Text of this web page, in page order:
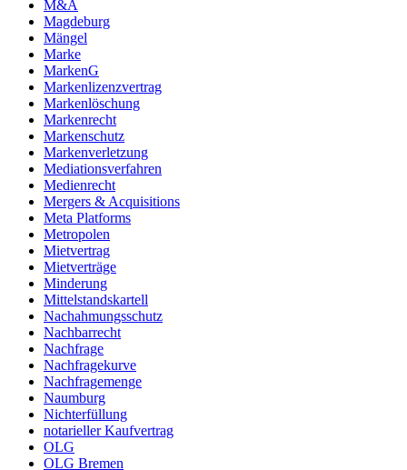
M&A
Magdeburg
Mängel
Marke
MarkenG
Markenlizenzvertrag
Markenlöschung
Markenrecht
Markenschutz
Markenverletzung
Mediationsverfahren
Medienrecht
Mergers & Acquisitions
Meta Platforms
Metropolen
Mietvertrag
Mietverträge
Minderung
Mittelstandskartell
Nachahmungsschutz
Nachbarrecht
Nachfrage
Nachfragekurve
Nachfragemenge
Naumburg
Nichterfüllung
notarieller Kaufvertrag
OLG
OLG Bremen